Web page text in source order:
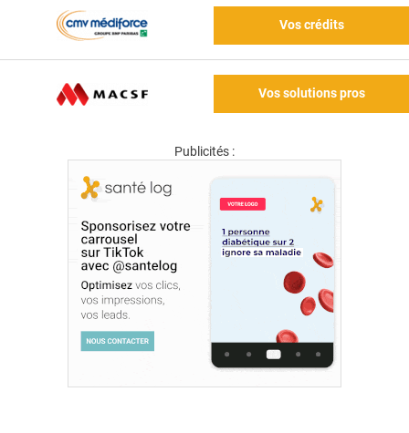
Vos crédits
Vos solutions pros
Publicités :